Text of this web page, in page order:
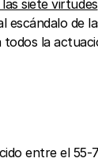
siete virtudes
de
la
entre el 55-